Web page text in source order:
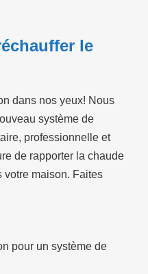
le
dans nos yeux! Nous
système de
professionnelle et
de rapporter la chaude
votre maison. Faites
pour un système de